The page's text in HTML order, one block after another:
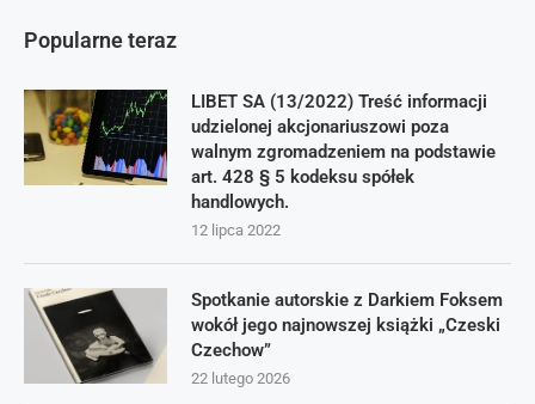
Popularne teraz
LIBET SA (13/2022) Treść informacji
udzielonej akcjonariuszowi poza
walnym zgromadzeniem na podstawie
art. 428 § 5 kodeksu spółek
handlowych.
12 lipca 2022
Spotkanie autorskie z Darkiem Foksem
wokół jego najnowszej książki „Czeski
Czechow”
22 lutego 2026